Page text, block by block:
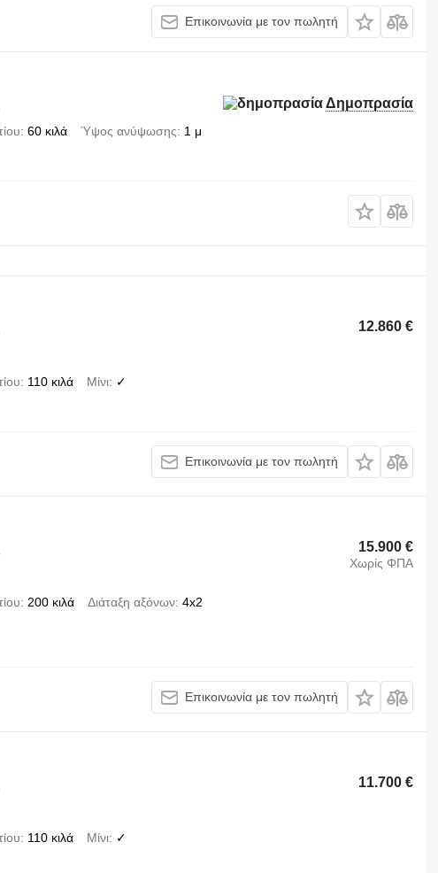
Επικοινωνία με τον πωλητή
Δημοπρασία
60 κιλά Ύψος ανύψωσης 1 μ
12.860 €
110 κιλά Μίνι ✓
Επικοινωνία με τον πωλητή
15.900 €
Χωρίς ΦΠΑ
200 κιλά Διάταξη αξόνων 4x2
Επικοινωνία με τον πωλητή
11.700 €
110 κιλά Μίνι ✓